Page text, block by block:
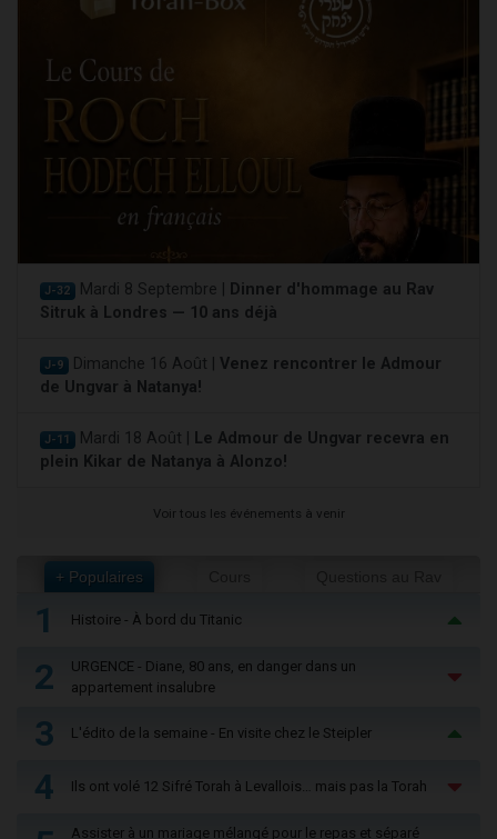
J-32 Mardi 8 Septembre |
Dinner d'hommage au Rav
Sitruk à Londres — 10 ans déjà
J-9 Dimanche 16 Août | Venez rencontrer le Admour
de Ungvar à Natanya!
J-11 Mardi 18 Août |
Le Admour de Ungvar recevra en
plein Kikar de Natanya à Alonzo!
Voir tous les événements à venir
+ Populaires
1 Histoire - À bord du Titanic
2
URGENCE - Diane, 80 ans, en danger dans un
appartement insalubre
3 L'édito de la semaine - En visite chez le Steipler
4 Ils ont volé 12 Sifré Torah à Levallois… mais pas la Torah
Assister à un mariage mélangé pour le repas et séparé